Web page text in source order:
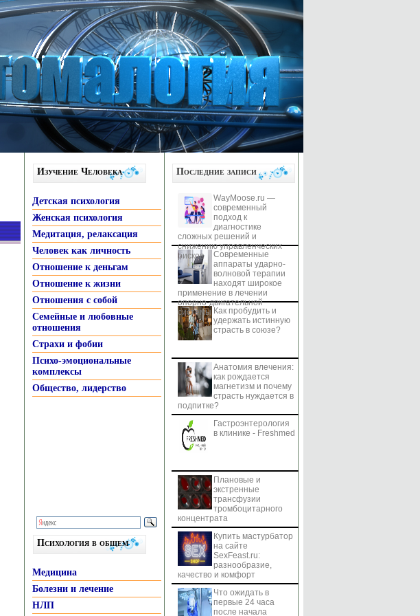
Изучение Человека
Детская психология
Женская психология
Медитация, релаксация
Человек как личность
Отношение к деньгам
Отношение к жизни
Отношения с собой
Семейные и любовные
отношения
Страхи и фобии
Психо-эмоциональные
комплексы
Общество, лидерство
Психология в общем
Медицина
Болезни и лечение
НЛП
Последние записи
WayMoose.ru —
современный
подход к
диагностике
сложных решений и
снижению управленческих
рисков
Современные
аппараты ударно-
волновой терапии
находят широкое
применение в лечении
опорно-двигательной
системы Как пробудить и
удержать истинную
страсть в союзе?
Анатомия влечения:
как рождается
магнетизм и почему
страсть нуждается в
подпитке?
Гастроэнтерология
в клинике - Freshmed
Плановые и
экстренные
трансфузии
тромбоцитарного
концентрата
Купить мастурбатор
на сайте
SexFeast.ru:
разнообразие,
качество и комфорт
Что ожидать в
первые 24 часа
после начала